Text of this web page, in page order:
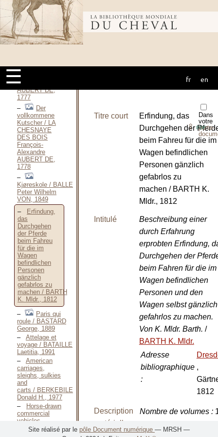
Bibliothèque
mondiale du
cheval
☰ fr en
François-
Alexandre
AUBERT DE,
1744
Le parfait
Cocher —
DES BOIS
François-
Alexandre
AUBERT DE,
1777
Der
vollkommene
Kutscher / LA
CHESNAYE
DES BOIS
François-
Alexandre
AUBERT DE,
1778
Kjøreskole / BALLE
Peter Wilhelm
VON, 1849
Erfindung,
das
Durchgehen
der Pferde
beim Fahreu
für die im
Wagen
befindlichen
Personen
gänzlich
gefabrlos zu
machen / BARTH
K. Mldr., 1812
Paris qui
roule / BASTARD
George, 1889
Attelage et
voyage / BATAILLE
Laetitia, 1991
American
carriages,
sleighs, sulkies
and
carts / BERKEBILE
Donald H., 1977
Horse-drawn
commercial
vehicles —
1989 / BERKEBILE
Donald H., 1989
Dans
votre
porte-
⇪PDF
Titre court
Erfindung, das
Durchgehen der
beim Fahreu für die im
Wagen befindlichen
Personen gänzlich
gefabrlos zu
machen / BARTH K.
Mldr., 1812
Intitulé
Beschreibung einer
durch Erfahrung
erprobten Erfindung,
Durchgehen der
beim Fahren für die im
Wagen befindlichen
Personen und den
Wagen selbst gänzlich
gefahrlos zu machen.
Von K. Mldr. Barth. /
BARTH K. Mldr.
Adresse
bibliographique
:
,
1812
Description
matérielle
Nombre de volumes:
Site réalisé par le pôle Document numérique — MRSH —